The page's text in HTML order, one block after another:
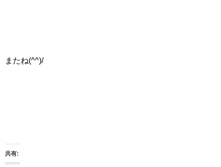
またね(^^)/
共有: